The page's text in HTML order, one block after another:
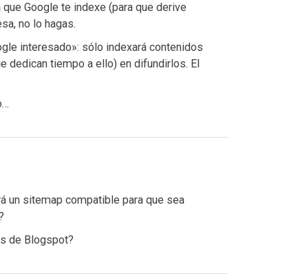
Google te indexe (para que derive
no lo hagas.
interesado»: sólo indexará contenidos
dedican tiempo a ello) en difundirlos. El
un sitemap compatible para que sea
de Blogspot?